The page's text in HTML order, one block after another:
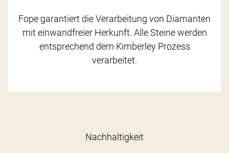
Fope garantiert die Verarbeitung von Diamanten
mit einwandfreier Herkunft. Alle Steine werden
entsprechend dem Kimberley Prozess
verarbeitet.
Nachhaltigkeit